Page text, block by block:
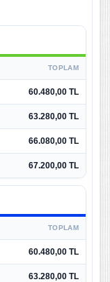
TOPLAM
60.480,00 TL
63.280,00 TL
66.080,00 TL
67.200,00 TL
TOPLAM
60.480,00 TL
63.280,00 TL